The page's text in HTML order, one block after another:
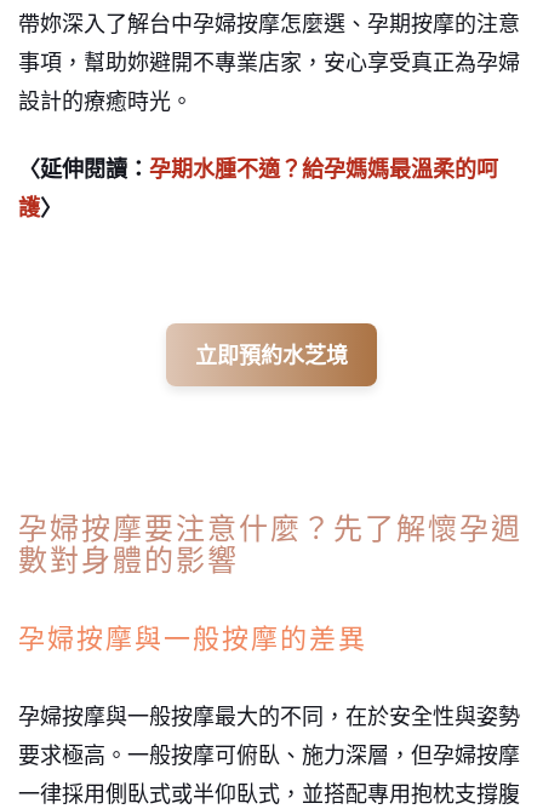
帶妳深入了解台中孕婦按摩怎麼選、孕期按摩的注意
事項，幫助妳避開不專業店家，安心享受真正為孕婦
設計的療癒時光。
〈延伸閱讀： 孕期水腫不適？給孕媽媽最溫柔的呵
護〉
立即預約水芝境
孕婦按摩要注意什麼？先了解懷孕週
數對身體的影響
孕婦按摩與一般按摩的差異
孕婦按摩與一般按摩最大的不同，在於安全性與姿勢
要求極高。一般按摩可俯臥、施力深層，但孕婦按摩
一律採用側臥式或半仰臥式，並搭配專用抱枕支撐腹